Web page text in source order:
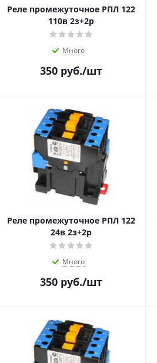
Реле промежуточное РПЛ 122
110в 2з+2р
Много
350 руб./шт
Реле промежуточное РПЛ 122
24в 2з+2р
Много
350 руб./шт